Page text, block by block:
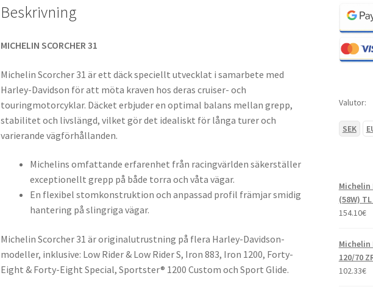
Beskrivning
MICHELIN SCORCHER 31
Michelin Scorcher 31 är ett däck speciellt utvecklat i samarbete med
Harley-Davidson för att möta kraven hos deras cruiser- och
touringmotorcyklar. Däcket erbjuder en optimal balans mellan grepp,
stabilitet och livslängd, vilket gör det idealiskt för långa turer och
varierande vägförhållanden.
Michelins omfattande erfarenhet från racingvärlden säkerställer
exceptionellt grepp på både torra och våta vägar.
En flexibel stomkonstruktion och anpassad profil främjar smidig
hantering på slingriga vägar.
Michelin Scorcher 31 är originalutrustning på flera Harley-Davidson-
modeller, inklusive: Low Rider & Low Rider S, Iron 883, Iron 1200, Forty-
Eight & Forty-Eight Special, Sportster® 1200 Custom och Sport Glide.
Valutor:
SEK
Michelin
(58W)
154.10€
Michelin
120/70
102.33€